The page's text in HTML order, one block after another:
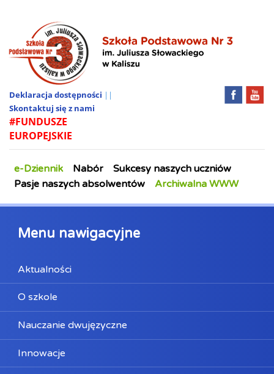
Deklaracja dostępności ||
Skontaktuj się z nami
#FUNDUSZE
EUROPEJSKIE
e-Dziennik Nabór
Sukcesy naszych uczniów
Pasje naszych absolwentów
Archiwalna WWW
Menu nawigacyjne
Aktualności
O szkole
Nauczanie dwujęzyczne
Innowacje